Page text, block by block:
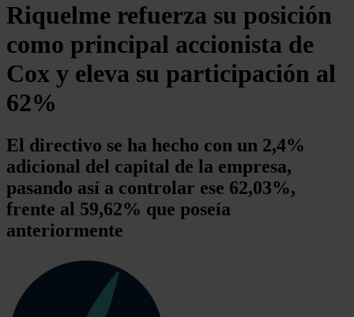
Riquelme refuerza su posición
como principal accionista de
Cox y eleva su participación al
62%
El directivo se ha hecho con un 2,4%
adicional del capital de la empresa,
pasando así a controlar ese 62,03%,
frente al 59,62% que poseía
anteriormente